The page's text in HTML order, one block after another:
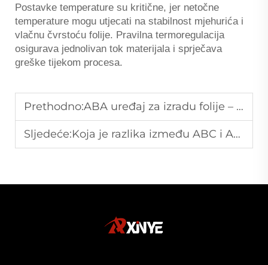
Postavke temperature su kritične, jer netočne
temperature mogu utjecati na stabilnost mjehurića i
vlačnu čvrstoću folije. Pravilna termoregulacija
osigurava jednolivan tok materijala i sprječava
greške tijekom procesa.
Prethodno:ABA uređaj za izradu folije – koekstruzija za visok čvrstoću folije
Sljedeće:Koja je razlika između ABC i ABA stroja za izradu folije?